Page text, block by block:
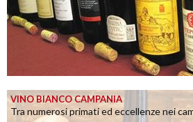
VINO BIANCO CAMPANIA
Tra numerosi primati ed eccellenze nei